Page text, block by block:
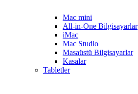
Mac mini
All-in-One Bilgisayarlar
iMac
Mac Studio
Masaüstü Bilgisayarlar
Kasalar
Tabletler